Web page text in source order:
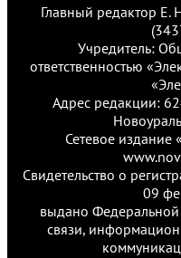
Главный редактор Е.
Учредитель:
ответственностью
Адрес редакции:
Сетевое издание
Свидетельство о
09
выдано
связи,